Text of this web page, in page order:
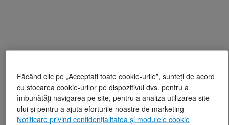
Făcând clic pe „Acceptați toate cookie-urile”, sunteți de acord
cu stocarea cookie-urilor pe dispozitivul dvs. pentru a
îmbunătăți navigarea pe site, pentru a analiza utilizarea site-
ului și pentru a ajuta eforturile noastre de marketing
Notificare privind confidențialitatea și modulele cookie